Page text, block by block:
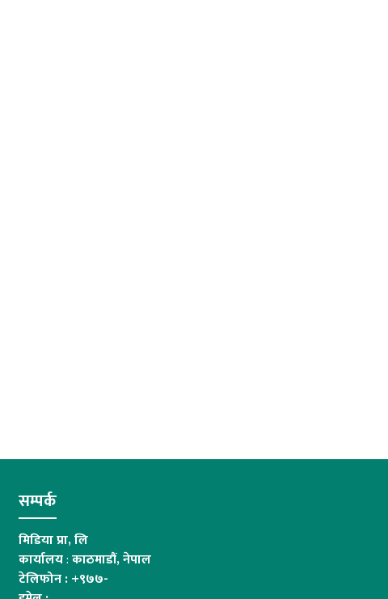
सम्पर्क
मिडिया प्रा, लि
कार्यालय:काठमाडौं, नेपाल
टेलिफोन : +९७७-